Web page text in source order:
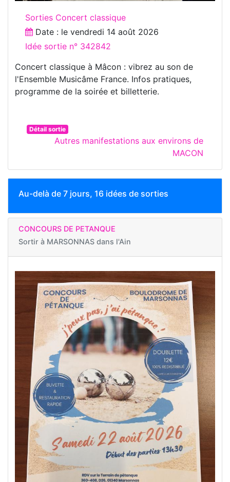
Sorties Concert classique
Date : le vendredi 14 août 2026
Idée sortie n° 342842
Concert classique à Mâcon : vibrez au son de
l'Ensemble Musicâme France. Infos pratiques,
programme de la soirée et billetterie.
Détail sortie
Autres manifestations aux environs de
MACON
Au-delà de 7 jours, 16 idées de sorties
CONCOURS DE PETANQUE
Sortir à MARSONNAS dans l'Ain